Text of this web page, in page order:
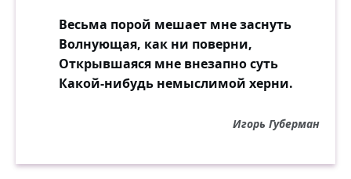
Весьма порой мешает мне заснуть
Волнующая, как ни поверни,
Открывшаяся мне внезапно суть
Какой-нибудь немыслимой херни.
Игорь Губерман